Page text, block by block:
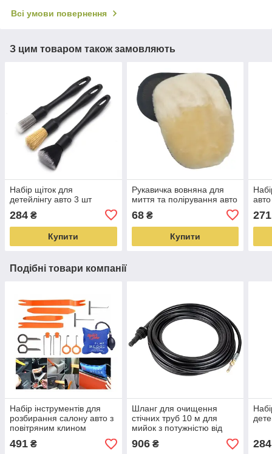
Всі умови повернення
З цим товаром також замовляють
Набір щіток для
детейлінгу авто 3 шт
284 ₴
Купити
Рукавичка вовняна для
миття та полірування авто
68₴
Купити
271
Подібні товари компанії
Набір інструментів для
розбирання салону авто з
повітряним клином
491 ₴
Шланг для очищення
стічних труб 10 м для
мийок з потужністю від
1500 Вт по 2500 Вт
VORTEX (5344213)
906₴ 284